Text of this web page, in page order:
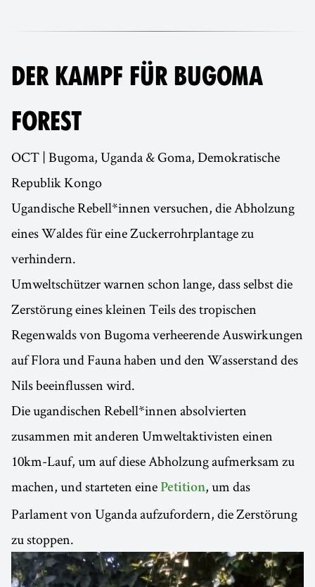
DER KAMPF FÜR BUGOMA
FOREST
OCT | Bugoma, Uganda & Goma, Demokratische
Republik Kongo
Ugandische Rebell*innen versuchen, die Abholzung
eines Waldes für eine Zuckerrohrplantage zu
verhindern.
Umweltschützer warnen schon lange, dass selbst die
Zerstörung eines kleinen Teils des tropischen
Regenwalds von Bugoma verheerende Auswirkungen
auf Flora und Fauna haben und den Wasserstand des
Nils beeinflussen wird.
Die ugandischen Rebell*innen absolvierten
zusammen mit anderen Umweltaktivisten einen
10km-Lauf, um auf diese Abholzung aufmerksam zu
machen, und starteten eine Petition, um das
Parlament von Uganda aufzufordern, die Zerstörung
zu stoppen.